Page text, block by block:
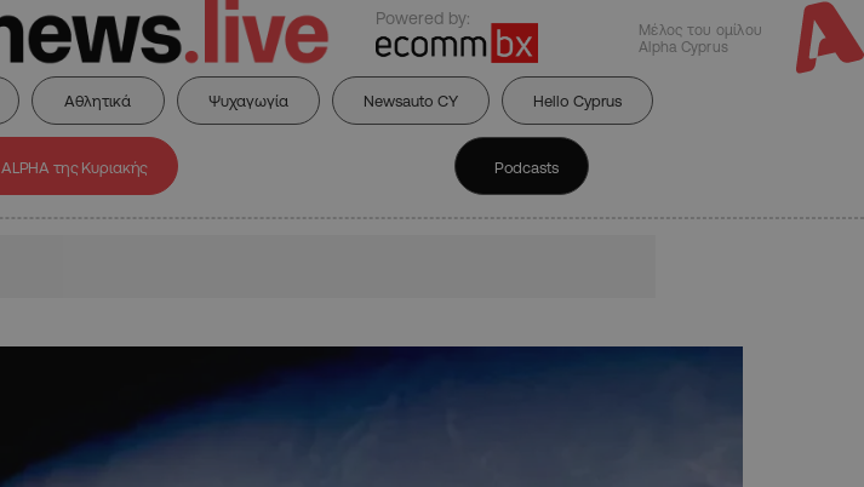
Powered by:
Μέλος του ομίλου
Alpha Cyprus
Αθλητικά Ψυχαγωγία Newsauto CY Hello Cyprus
ALPHA της Κυριακής Podcasts